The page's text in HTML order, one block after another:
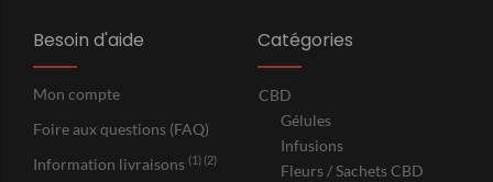
Besoin d'aide
Mon compte
Foire aux questions (FAQ)
Information livraisons (1) (2)
Catégories
CBD
Gélules
Infusions
Fleurs / Sachets CBD